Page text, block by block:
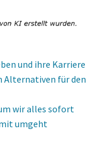
und ihre Karriere
Alternativen für den
wir alles sofort
umgeht